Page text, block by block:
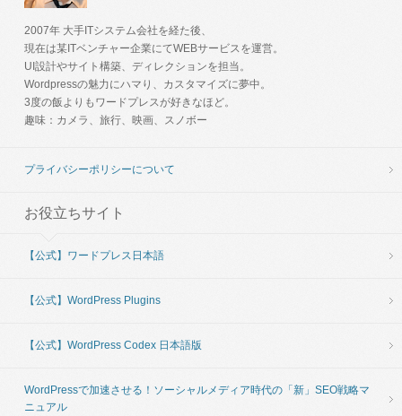
2007年 大手ITシステム会社を経た後、
現在は某ITベンチャー企業にてWEBサービスを運営。
UI設計やサイト構築、ディレクションを担当。
Wordpressの魅力にハマり、カスタマイズに夢中。
3度の飯よりもワードプレスが好きなほど。
趣味：カメラ、旅行、映画、スノボー
プライバシーポリシーについて
お役立ちサイト
【公式】ワードプレス日本語
【公式】WordPress Plugins
【公式】WordPress Codex 日本語版
WordPressで加速させる！ソーシャルメディア時代の「新」SEO戦略マ
ニュアル